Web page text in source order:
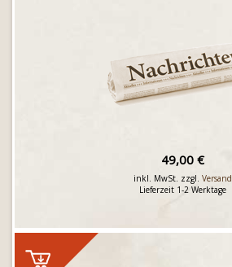
49,00 €
inkl. MwSt. zzgl. Versand
Lieferzeit 1-2 Werktage